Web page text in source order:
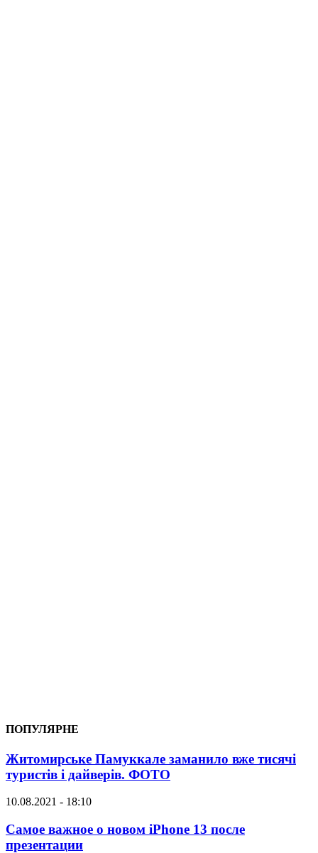
ПОПУЛЯРНЕ
Житомирське Памуккале заманило вже тисячі
туристів і дайверів. ФОТО
10.08.2021 - 18:10
Самое важное о новом iPhone 13 после
презентации